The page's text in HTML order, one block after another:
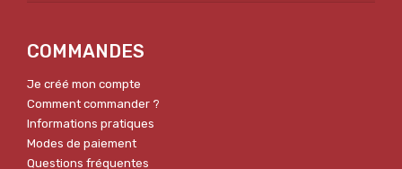
COMMANDES
Je créé mon compte
Comment commander ?
Informations pratiques
Modes de paiement
Questions fréquentes